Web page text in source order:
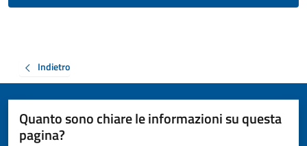
Indietro
Quanto sono chiare le informazioni su questa
pagina?